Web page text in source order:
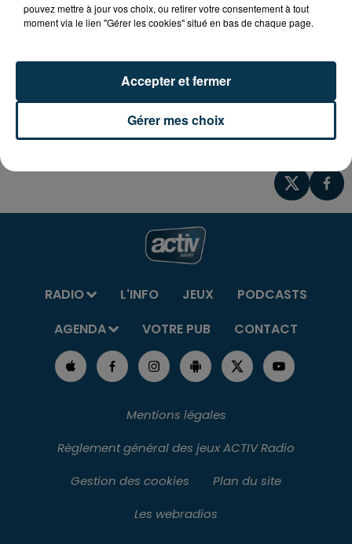
Dans le cadre du festival national "les Femmes s'en
mêlent".
Tarifs : 3 €, 7 € et 10 €.
Programme complet de la saison, infos et réservation
et à la mairie de Riorges.
RADIO L'INFO JEUX
PODCASTS
AGENDA
VOTRE PUB CONTACT
Mentions légales
Règlement général des jeux ACTIV Radio
Gestion des cookies
Plan du site
Les webradios
pouvez mettre à jour vos choix, ou retirer votre consentement à tout
moment via le lien "Gérer les cookies" situé en bas de chaque page.
Gérer mes choix
Accepter et fermer